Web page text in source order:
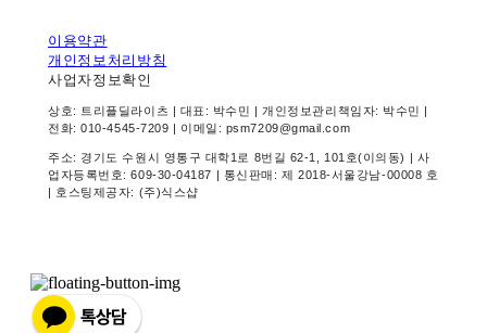
이용약관
개인정보처리방침
사업자정보확인
상호: 트리플딜라이츠 | 대표: 박수민 | 개인정보관리책임자: 박수민 |
전화: 010-4545-7209 | 이메일: psm7209@gmail.com
주소: 경기도 수원시 영통구 대학1로 8번길 62-1, 101호(이의동) | 사
업자등록번호:609-30-04187 | 통신판매: 제 2018-서울강남-00008 호
| 호스팅제공자: (주)식스샵